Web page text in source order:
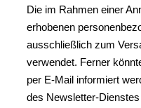
Die im Rahmen einer
erhobenen
ausschließlich zum
verwendet. Ferner
per E-Mail informiert
des Newsletter-